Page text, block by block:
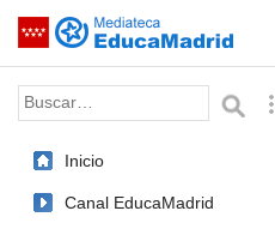
Saltar navegación
Palabra o frase:
Inicio
Canal EducaMadrid